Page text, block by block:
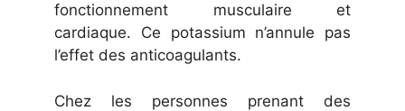
fonctionnement musculaire et
cardiaque. Ce potassium n’annule pas
l’effet des anticoagulants.
Chez les personnes prenant des